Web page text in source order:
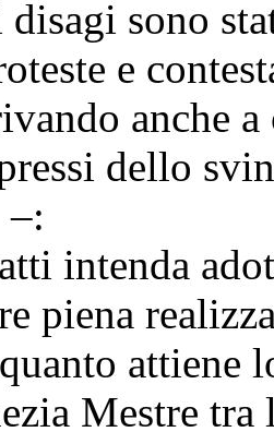
sono
e
anche
dello
piena
attiene
Mestre